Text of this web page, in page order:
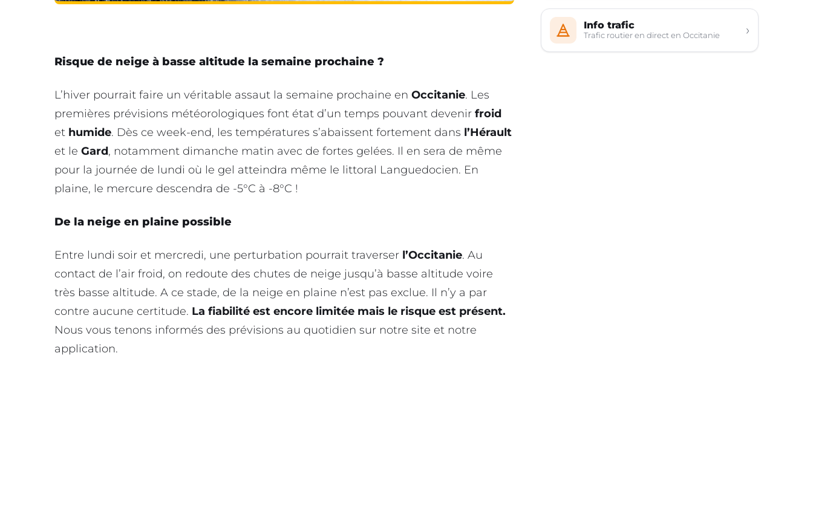
Risque de neige à basse altitude la semaine prochaine ?
L’hiver pourrait faire un véritable assaut la semaine prochaine en Occitanie. Les
premières prévisions météorologiques font état d’un temps pouvant devenir froid
et humide. Dès ce week-end, les températures s’abaissent fortement dans l’Hérault
et le Gard, notamment dimanche matin avec de fortes gelées. Il en sera de même
pour la journée de lundi où le gel atteindra même le littoral Languedocien. En
plaine, le mercure descendra de -5°C à -8°C !
De la neige en plaine possible
Entre lundi soir et mercredi, une perturbation pourrait traverser l’Occitanie. Au
contact de l’air froid, on redoute des chutes de neige jusqu’à basse altitude voire
très basse altitude. A ce stade, de la neige en plaine n’est pas exclue. Il n’y a par
contre aucune certitude. La fiabilité est encore limitée mais le risque est présent.
Nous vous tenons informés des prévisions au quotidien sur notre site et notre
application.
Info trafic
Trafic routier en direct en Occitanie ›